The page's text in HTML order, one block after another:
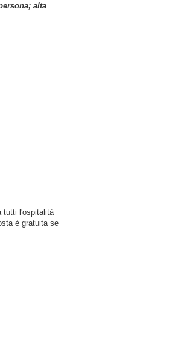
alta
tutti l'ospitalità
è gratuita se